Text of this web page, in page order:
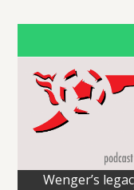
Wenger’s